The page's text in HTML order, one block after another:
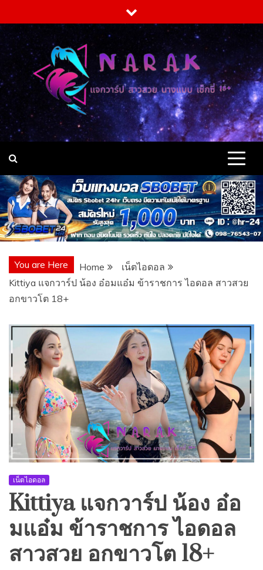
to
content
แจกวาร์ป สาวสวย อกโต
เต็มคาราเบล คลิป VK
นางแบบ เซ็กซี่ 18+
แจกวาร์ป สาวสวย อกใหญ่ หน้าเด็ก สเปคชายไทย คลิป VK ร่อนเอว
บิกินี่ เต็มระบบ เปิดวาร์ป นางแบบ พริตตี้ ดารา ชื่อดัง ผลงาน เป็นก
You are Here Home
เน็ตไอดอล
Kittiya แจกวาร์ป น้อง อ๋อมแอ๋ม ข้าราชการ ไอดอล สาวสวย
อกขาวโต 18+
เน็ตไอดอล
Kittiya แจกวาร์ป น้อง อ๋อ
มแอ๋ม ข้าราชการ ไอดอล
สาวสวย อกขาวโต 18+